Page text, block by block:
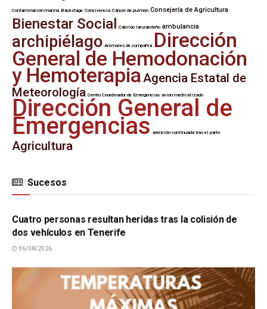
Contaminación marina Backstage Convivencia Cáncer de pulmón Consejería de Agricultura
Bienestar Social Cabildo lanzaroteño ambulancia
archipiélago Animales de compañía Dirección
General de Hemodonación
y HemoterapiaAgencia Estatal de
Meteorología Centro Coordinador de Emergencias avión medicalizado
Dirección General de
Emergencias atención continuada tras el parto
Agricultura
Sucesos
SUCESOS
Cuatro personas resultan heridas tras la colisión de
dos vehículos en Tenerife
06/08/2026